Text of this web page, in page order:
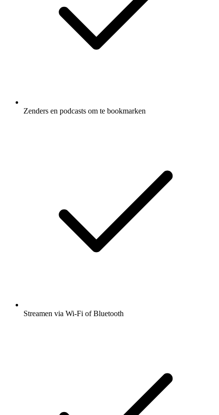
Zenders en podcasts om te bookmarken
Streamen via Wi-Fi of Bluetooth